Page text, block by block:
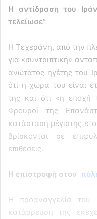
Η αντίδραση του
τελείωσε”
Η Τεχεράνη, από την
για «συντριπτική»
ανώτατος ηγέτης του
ότι η χώρα του είναι
της και ότι «η εποχή
Φρουροί της
κατάσταση μέγιστης
βρίσκονται σε
επιθέσεις.
Η επιστροφή στον
Η προαναγγελία του
κατάρρευση της